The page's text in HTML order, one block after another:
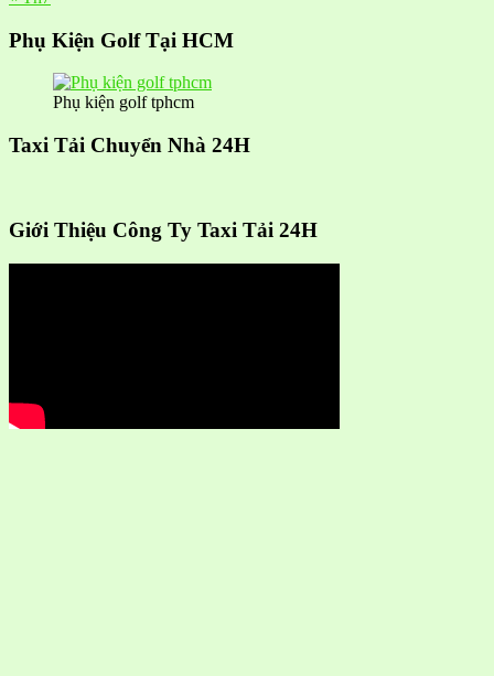
Phụ Kiện Golf Tại HCM
Phụ kiện golf tphcm
Taxi Tải Chuyển Nhà 24H
Giới Thiệu Công Ty Taxi Tải 24H